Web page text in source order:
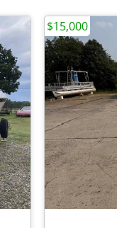
$15,000